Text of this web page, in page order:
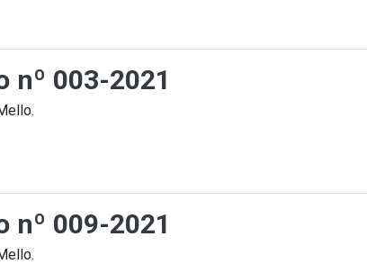
nº 003-2021
nº 009-2021